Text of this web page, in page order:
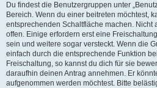
Du findest die Benutzergruppen unter
Bereich. Wenn du einer beitreten möchtest,
entsprechenden Schaltfläche machen. Nicht
offen. Einige erfordern erst eine
sein und weitere sogar versteckt. Wenn die
einfach durch die entsprechende Funktion
Freischaltung, so kannst du dich für sie
daraufhin deinen Antrag annehmen. Er
aufgenommen werden möchtest. Bitte